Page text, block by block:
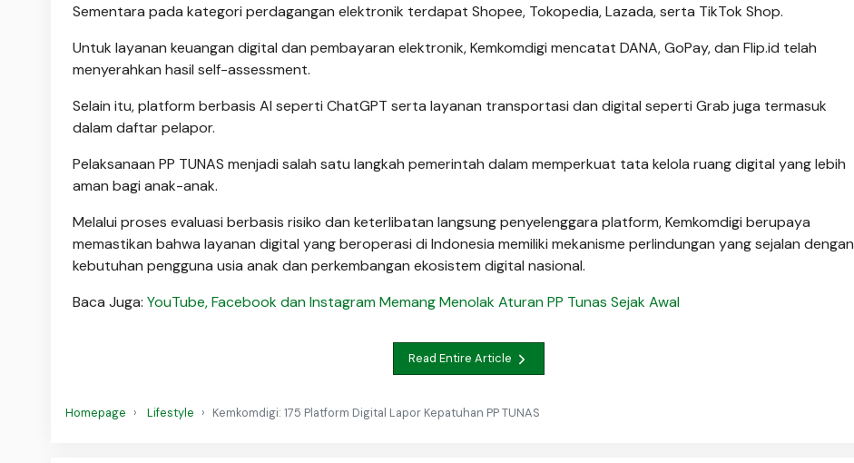
Sementara pada kategori perdagangan elektronik terdapat Shopee, Tokopedia, Lazada, serta TikTok Shop.
Untuk layanan keuangan digital dan pembayaran elektronik, Kemkomdigi mencatat DANA, GoPay, dan Flip.id telah
menyerahkan hasil self-assessment.
Selain itu, platform berbasis AI seperti ChatGPT serta layanan transportasi dan digital seperti Grab juga termasuk
dalam daftar pelapor.
Pelaksanaan PP TUNAS menjadi salah satu langkah pemerintah dalam memperkuat tata kelola ruang digital yang lebih
aman bagi anak-anak.
Melalui proses evaluasi berbasis risiko dan keterlibatan langsung penyelenggara platform, Kemkomdigi berupaya
memastikan bahwa layanan digital yang beroperasi di Indonesia memiliki mekanisme perlindungan yang sejalan dengan
kebutuhan pengguna usia anak dan perkembangan ekosistem digital nasional.
Baca Juga: YouTube, Facebook dan Instagram Memang Menolak Aturan PP Tunas Sejak Awal
Read Entire Article
Homepage Lifestyle Kemkomdigi: 175 Platform Digital Lapor Kepatuhan PP TUNAS